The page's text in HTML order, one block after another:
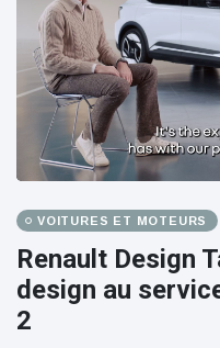
VOITURES ET MOTEURS
Renault Design
design au
2